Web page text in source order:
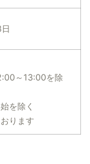
～13:00を除
を除く
ります